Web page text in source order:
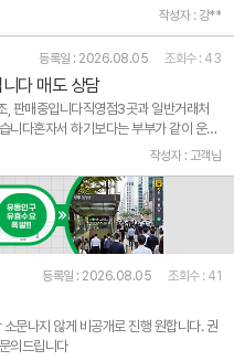
작성자 : 강**
등록일 : 2026.08.05 조회수 : 43
다 매도 상담
, 판매중입니다직영점3곳과 일반거래처
니다혼자서 하기보다는 부부가 같이 운영
할거라 부동산 거래는 하지 않습니다오프
작성자 : 고객님
등록일 : 2026.08.05 조회수 : 41
의드립니다